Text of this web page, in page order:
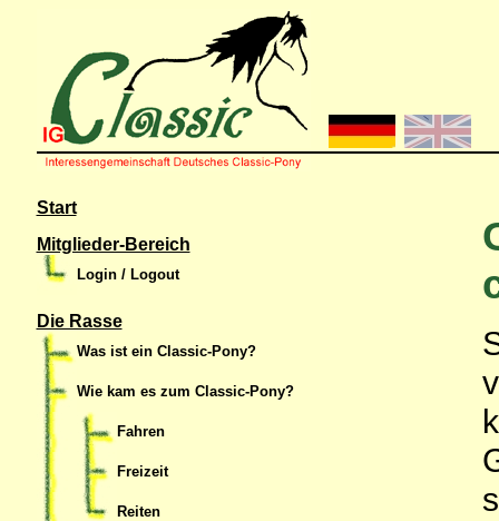
Start
Mitglieder-Bereich
Login / Logout
Die Rasse
Was ist ein Classic-Pony?
Wie kam es zum Classic-Pony?
Fahren
Freizeit
Reiten